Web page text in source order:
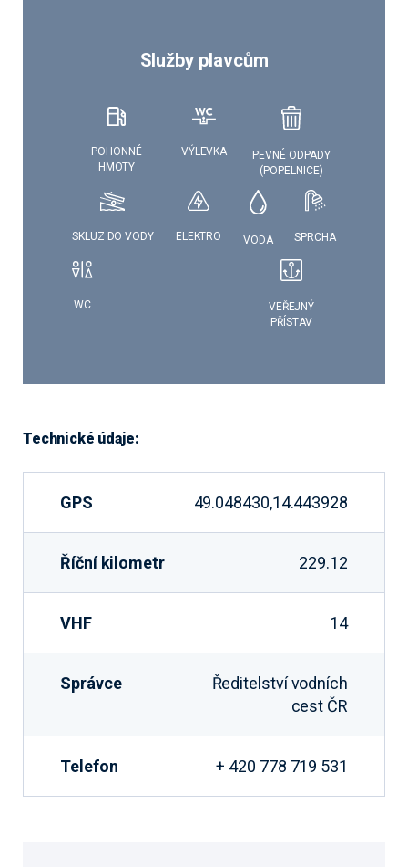
Služby plavcům
POHONNÉ
HMOTY
VÝLEVKA
PEVNÉ ODPADY
(POPELNICE)
SKLUZ DO VODY ELEKTRO VODA SPRCHA
WC
VEŘEJNÝ
PŘÍSTAV
Technické údaje:
GPS 49.048430,14.443928
Říční kilometr 229.12
VHF 14
Správce
Ředitelství vodních
cest ČR
Telefon + 420 778 719 531